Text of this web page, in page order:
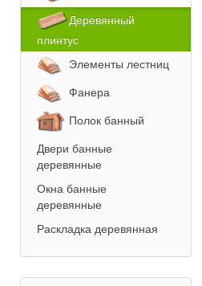
Деревянный
плинтус
Элементы лестниц
Фанера
Полок банный
Двери банные
деревянные
Окна банные
деревянные
Раскладка деревянная